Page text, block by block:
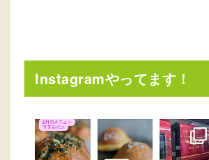
Instagramやってます！